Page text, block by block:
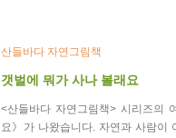
산들바다 자연그림책
갯벌에 뭐가 사나 볼래요
<산들바다 자연그림책> 시리즈의
요》가 나왔습니다. 자연과 사람이